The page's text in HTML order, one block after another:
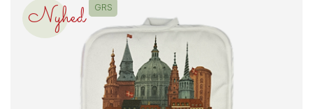
Nyhed GRS